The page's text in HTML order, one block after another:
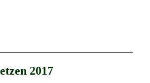
2017